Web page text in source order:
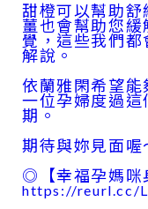
甜橙可以幫助舒
薑也會幫助您
覺，這些我們
解說。
依蘭雅閑希望
一位孕婦度過
期。
期待與妳見面喔
◎【幸福孕媽咪
https://reurl.cc/